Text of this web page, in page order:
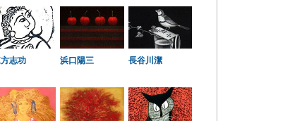
志功 浜口陽三 長谷川潔